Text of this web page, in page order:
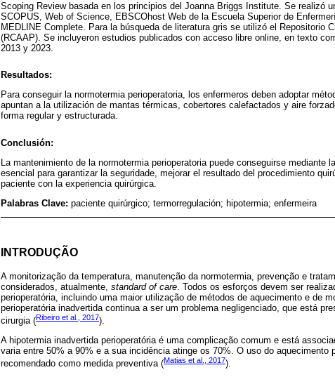
Scoping Review basada en los principios del Joanna Briggs Institute. Se realizó
SCOPUS, Web of Science, EBSCOhost Web de la Escuela Superior de
MEDLINE Complete. Para la búsqueda de literatura gris se utilizó el Repositorio
(RCAAP). Se incluyeron estudios publicados con acceso libre online, en texto
2013 y 2023.
Resultados:
Para conseguir la normotermia perioperatoria, los enfermeros deben adoptar
apuntan a la utilización de mantas térmicas, cobertores calefactados y aire
forma regular y estructurada.
Conclusión:
La mantenimiento de la normotermia perioperatoria puede conseguirse
esencial para garantizar la seguridade, mejorar el resultado del procedimiento
paciente con la experiencia quirúrgica.
Palabras Clave: paciente quirúrgico; termorregulación; hipotermia; enfermeira
INTRODUÇÃO
A monitorização da temperatura, manutenção da normotermia, prevenção e
considerados, atualmente, standard of care . Todos os esforços devem ser
perioperatória, incluindo uma maior utilização de métodos de aquecimento e de
perioperatória inadvertida continua a ser um problema negligenciado, que está
cirurgia (Ribeiro et al., 2017).
A hipotermia inadvertida perioperatória é uma complicação comum e está
varia entre 50% a 90% e a sua incidência atinge os 70%. O uso do
recomendado como medida preventiva (Matias et al., 2017).